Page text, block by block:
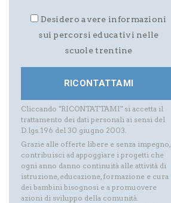
Desidero avere informazioni
sui percorsi educativi nelle
scuole trentine
Cliccando "RICONTATTAMI" si accetta il
trattamento dei dati personali ai sensi del
D.lgs.196 del 30 giugno 2003.
Grazie alle offerte libere e senza impegno,
contribuisci ad appoggiare i progetti che
ogni anno danno continuità alle attività di
istruzione, educazione, formazione e cura
dei bambini bisognosi e a promuovere
azioni di sviluppo della comunità.